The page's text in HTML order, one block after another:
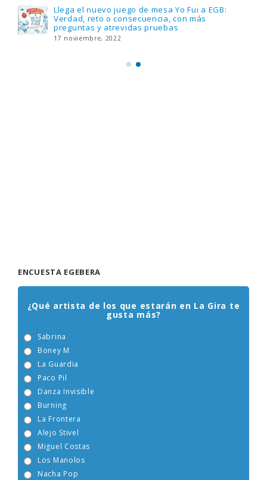
Llega el nuevo juego de mesa Yo Fui a EGB:
Verdad, reto o consecuencia, con más
preguntas y atrevidas pruebas
17 noviembre, 2022
ENCUESTA EGEBERA
¿Qué artista de los que estarán en La Gira te
gusta más?
Sabrina
Boney M
La Guardia
Paco Pil
Danza Invisible
Burning
La Frontera
Alejo Stivel
Miguel Costas
Los Manolos
Nacha Pop